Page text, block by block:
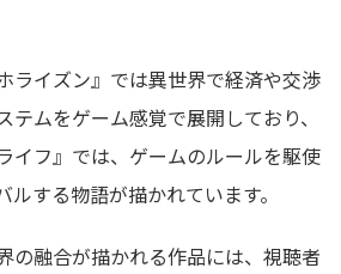
ライズン』では異世界で経済や交渉
テムをゲーム感覚で展開しており、
イフ』では、ゲームのルールを駆使
ルする物語が描かれています。
の融合が描かれる作品には、視聴者